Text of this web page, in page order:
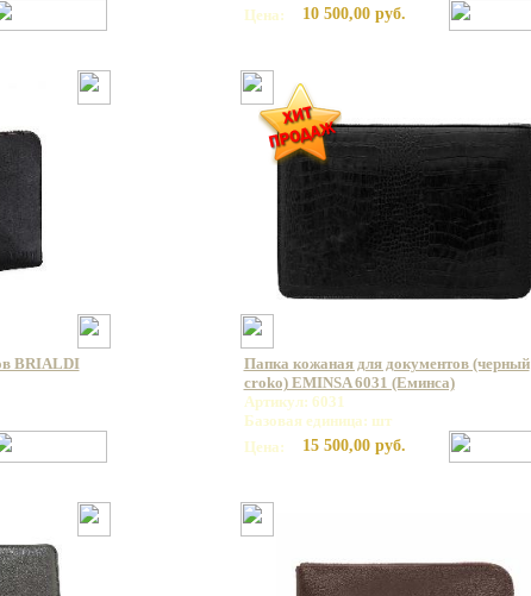
Цена:
10 500,00 руб.
BRIALDI
Папка кожаная для документов (черный
croko) EMINSA 6031 (Еминса)
Артикул: 6031
Базовая единица: шт
Цена:
15 500,00 руб.